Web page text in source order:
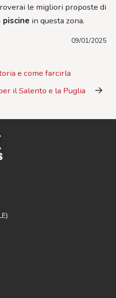
le migliori proposte di
in questa zona.
09/01/2025
e come farcirla
il Salento e la Puglia